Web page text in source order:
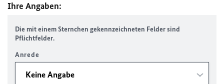
Ihre Angaben:
Die mit einem Sternchen gekennzeichneten Felder sind
Pflichtfelder.
Anrede